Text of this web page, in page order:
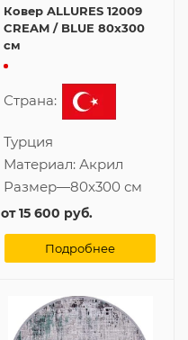
Ковер ALLURES 12009
CREAM / BLUE 80x300
см
Страна:
Турция
Материал: Акрил
Размер—80x300 см
от15 600 руб.
Подробнее